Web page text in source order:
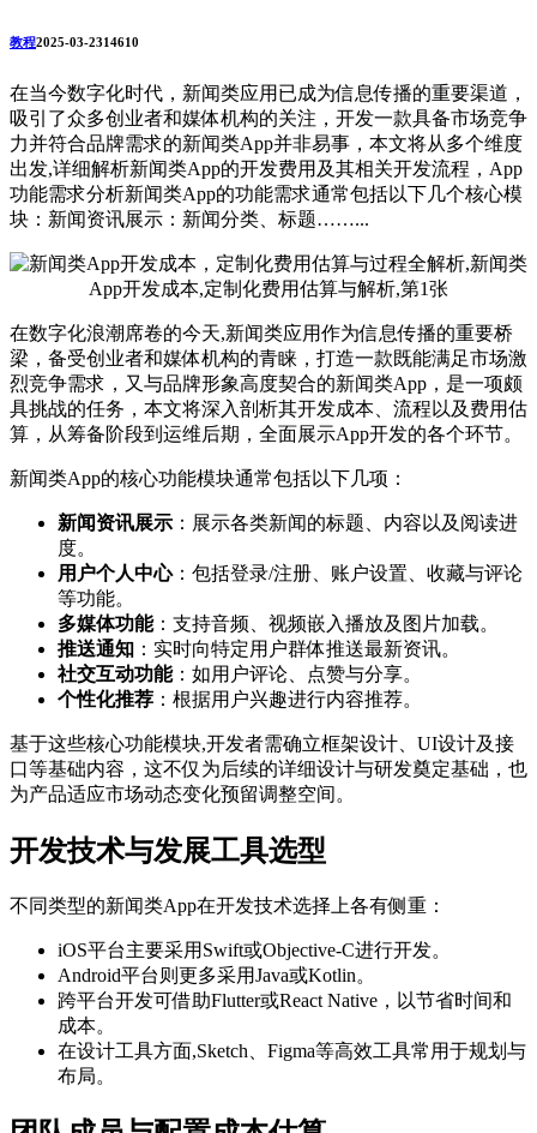
教程2025-03-2314610
在当今数字化时代，新闻类应用已成为信息传播的重要渠道，
吸引了众多创业者和媒体机构的关注，开发一款具备市场竞争
力并符合品牌需求的新闻类App并非易事，本文将从多个维度
出发,详细解析新闻类App的开发费用及其相关开发流程，App
功能需求分析新闻类App的功能需求通常包括以下几个核心模
块：新闻资讯展示：新闻分类、标题……...
在数字化浪潮席卷的今天,新闻类应用作为信息传播的重要桥
梁，备受创业者和媒体机构的青睐，打造一款既能满足市场激
烈竞争需求，又与品牌形象高度契合的新闻类App，是一项颇
具挑战的任务，本文将深入剖析其开发成本、流程以及费用估
算，从筹备阶段到运维后期，全面展示App开发的各个环节。
新闻类App的核心功能模块通常包括以下几项：
新闻资讯展示 ：展示各类新闻的标题、内容以及阅读进
度。
用户个人中心：包括登录/注册、账户设置、收藏与评论
等功能。
多媒体功能：支持音频、视频嵌入播放及图片加载。
推送通知 ：实时向特定用户群体推送最新资讯。
社交互动功能：如用户评论、点赞与分享。
个性化推荐 ：根据用户兴趣进行内容推荐。
基于这些核心功能模块,开发者需确立框架设计、UI设计及接
口等基础内容，这不仅为后续的详细设计与研发奠定基础，也
为产品适应市场动态变化预留调整空间。
开发技术与发展工具选型
不同类型的新闻类App在开发技术选择上各有侧重：
iOS平台主要采用Swift或Objective-C进行开发。
Android平台则更多采用Java或Kotlin。
跨平台开发可借助Flutter或React Native，以节省时间和
成本。
在设计工具方面,Sketch、Figma等高效工具常用于规划与
布局。